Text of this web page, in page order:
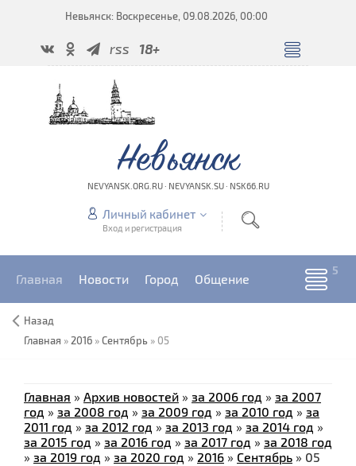
Невьянск: Воскресенье, 09.08.2026, 00:00
rss 18+
Невьянск
NEVYANSK.ORG.RU · NEVYANSK.SU · NSK66.RU
Личный кабинет
Вход и регистрация
Главная Новости Город Общение
Назад
Главная » 2016 »Сентябрь » 05
Главная » Архив новостей » за 2006 год » за 2007
год » за 2008 год » за 2009 год » за 2010 год » за
2011 год » за 2012 год » за 2013 год » за 2014 год »
за 2015 год » за 2016 год » за 2017 год » за 2018 год
» за 2019 год » за 2020 год » 2016 » Сентябрь » 05